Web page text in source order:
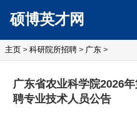
硕博英才网
主页 > 科研院所招聘 > ‌‌广东 >
广东省农业科学院2026
聘专业技术人员公告